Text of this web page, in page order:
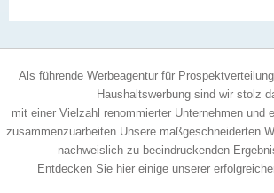
Als führende Werbeagentur für
Haushaltswerbung sind wir stolz
mit einer Vielzahl renommierter Unternehmen und
zusammenzuarbeiten.Unsere maßgeschneiderten
nachweislich zu beeindruckenden
Entdecken Sie hier einige unserer